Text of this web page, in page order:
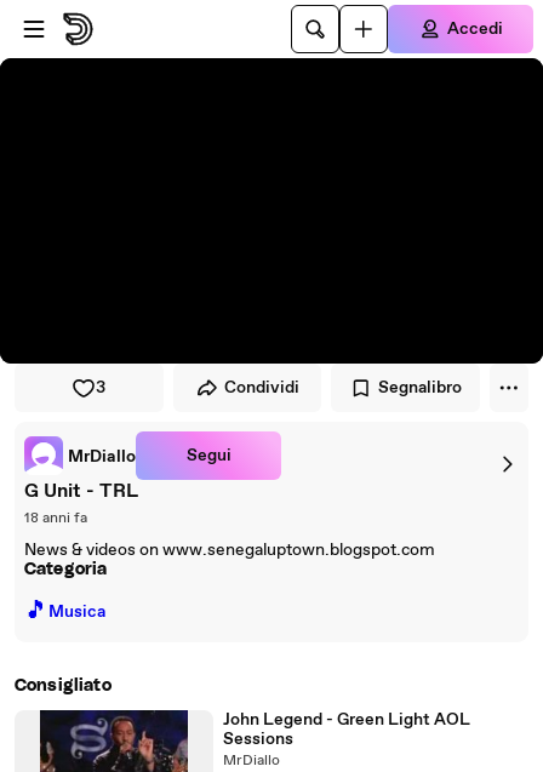
Vai al lettore
Passa al contenuto principale
Accedi
3 Condividi Segnalibro
MrDiallo Segui
G Unit - TRL
18 anni fa
News & videos on www.senegaluptown.blogspot.com
Categoria
🎵 Musica
Consigliato
John Legend - Green Light AOL
Sessions
MrDiallo